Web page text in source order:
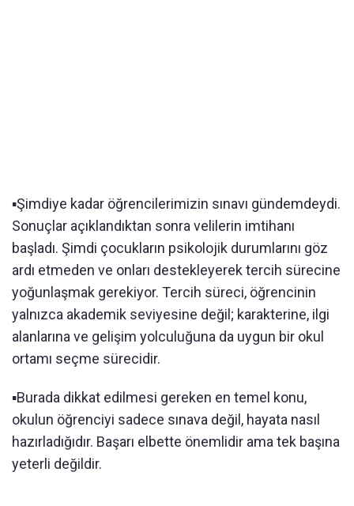
▪️Şimdiye kadar öğrencilerimizin sınavı gündemdeydi.
Sonuçlar açıklandıktan sonra velilerin imtihanı
başladı. Şimdi çocukların psikolojik durumlarını göz
ardı etmeden ve onları destekleyerek tercih sürecine
yoğunlaşmak gerekiyor. Tercih süreci, öğrencinin
yalnızca akademik seviyesine değil; karakterine, ilgi
alanlarına ve gelişim yolculuğuna da uygun bir okul
ortamı seçme sürecidir.
▪️Burada dikkat edilmesi gereken en temel konu,
okulun öğrenciyi sadece sınava değil, hayata nasıl
hazırladığıdır. Başarı elbette önemlidir ama tek başına
yeterli değildir.